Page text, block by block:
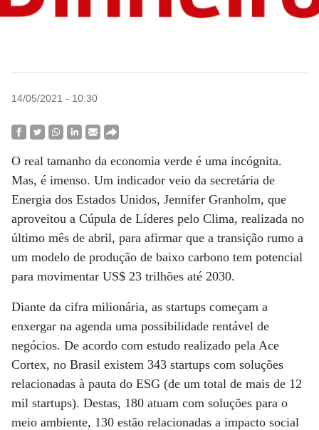
14/05/2021 - 10:30
O real tamanho da economia verde é uma incógnita.
Mas, é imenso. Um indicador veio da secretária de
Energia dos Estados Unidos, Jennifer Granholm, que
aproveitou a Cúpula de Líderes pelo Clima, realizada no
último mês de abril, para afirmar que a transição rumo a
um modelo de produção de baixo carbono tem potencial
para movimentar US$ 23 trilhões até 2030.
Diante da cifra milionária, as startups começam a
enxergar na agenda uma possibilidade rentável de
negócios. De acordo com estudo realizado pela Ace
Cortex, no Brasil existem 343 startups com soluções
relacionadas à pauta do ESG (de um total de mais de 12
mil startups). Destas, 180 atuam com soluções para o
meio ambiente, 130 estão relacionadas a impacto social